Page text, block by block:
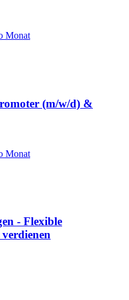
Monat
(m/w/d) &
Monat
- Flexible